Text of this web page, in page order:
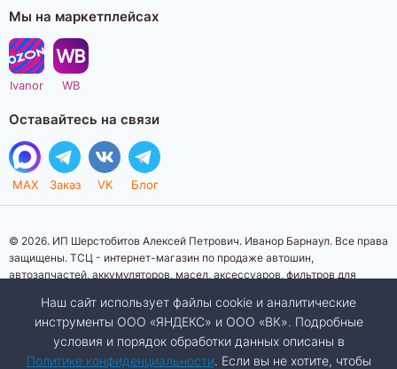
Мы на маркетплейсах
Ivanor WB
Оставайтесь на связи
MAX Заказ VK Блог
© 2026. ИП Шерстобитов Алексей Петрович. Иванор Барнаул. Все права
защищены. ТСЦ - интернет-магазин по продаже автошин,
автозапчастей, аккумуляторов, масел, аксессуаров, фильтров для
информационный характер. Представленная информация о товарах, их
стоимости, характеристик, фото, наличия на складе ни при каких
условиях не является публичной офертой, определяемой положениями
Статьи 437 (2) Гражданского кодекса Российской Федерации.
Наш сайт использует файлы cookie и аналитические
инструменты ООО «ЯНДЕКС» и ООО «ВК». Подробные
условия и порядок обработки данных описаны в
Политике конфиденциальности. Если вы не хотите, чтобы